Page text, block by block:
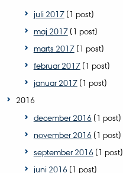
juli 2017(1 post)
maj 2017(1 post)
marts 2017(1 post)
februar 2017(1 post)
januar 2017(1 post)
2016
december 2016 (1 post)
november 2016 (1 post)
september 2016 (1 post)
juni 2016 (1 post)